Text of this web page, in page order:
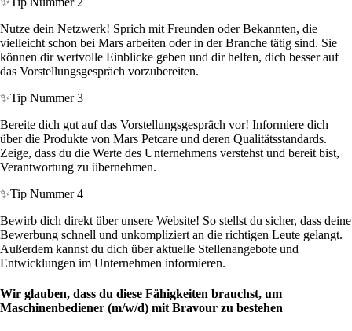
Nutze dein Netzwerk! Sprich mit Freunden oder Bekannten, die
vielleicht schon bei Mars arbeiten oder in der Branche tätig sind. Sie
können dir wertvolle Einblicke geben und dir helfen, dich besser auf
das Vorstellungsgespräch vorzubereiten.
✨Tip Nummer 3
Bereite dich gut auf das Vorstellungsgespräch vor! Informiere dich
über die Produkte von Mars Petcare und deren Qualitätsstandards.
Zeige, dass du die Werte des Unternehmens verstehst und bereit bist,
Verantwortung zu übernehmen.
✨Tip Nummer 4
Bewirb dich direkt über unsere Website! So stellst du sicher, dass deine
Bewerbung schnell und unkompliziert an die richtigen Leute gelangt.
Außerdem kannst du dich über aktuelle Stellenangebote und
Entwicklungen im Unternehmen informieren.
Wir glauben, dass du diese Fähigkeiten brauchst, um
Maschinenbediener (m/w/d) mit Bravour zu bestehen